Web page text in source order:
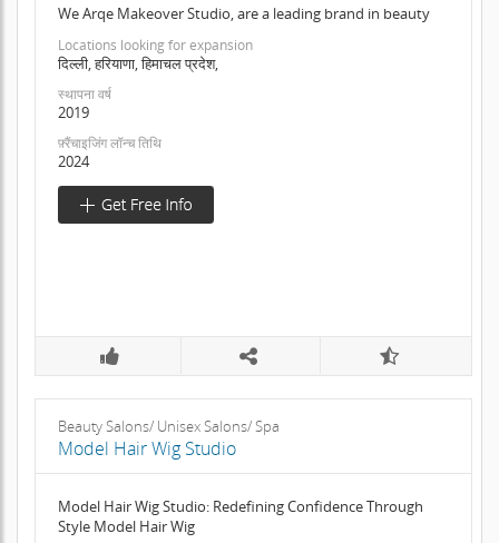
We Arqe Makeover Studio, are a leading brand in beauty
Locations looking for expansion
दिल्ली, हरियाणा, हिमाचल प्रदेश,
स्थापना वर्ष
2019
फ़्रैंचाइजिंग लॉन्च तिथि
2024
Beauty Salons/ Unisex Salons/ Spa
Model Hair Wig Studio
Model Hair Wig Studio: Redefining Confidence Through
Style Model Hair Wig